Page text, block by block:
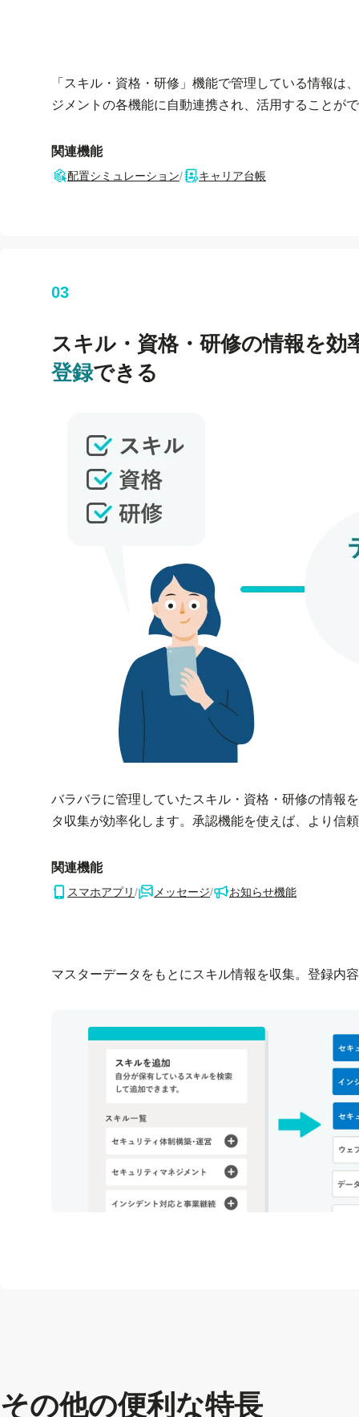
「スキル・資格・研修」機能で管理している情報
ジメントの各機能に自動連携され、活用することが
関連機能
配置シミュレーション/ キャリア台帳
03
スキル・資格・研修の情報を効
登録できる
バラバラに管理していたスキル・資格・研修の情報
タ収集が効率化します。承認機能を使えば、より信
関連機能
スマホアプリ/ メッセージ/ お知らせ機能
マスターデータをもとにスキル情報を収集。登録内
その他の便利な特長